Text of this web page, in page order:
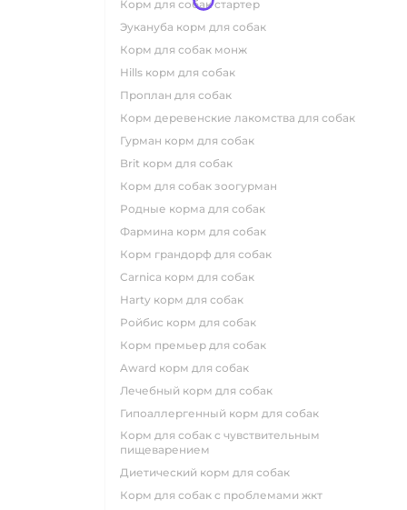
корм для собак стартер
эукануба корм для собак
корм для собак монж
hills корм для собак
проплан для собак
корм деревенские лакомства для собак
гурман корм для собак
brit корм для собак
корм для собак зоогурман
родные корма для собак
фармина корм для собак
корм грандорф для собак
carnica корм для собак
harty корм для собак
ройбис корм для собак
корм премьер для собак
award корм для собак
лечебный корм для собак
гипоаллергенный корм для собак
корм для собак с чувствительным
пищеварением
диетический корм для собак
корм для собак с проблемами жкт